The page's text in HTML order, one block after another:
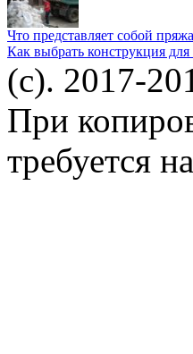
Что представляет собой
Как выбрать конструкция для
(c). 2017-
При
требуется